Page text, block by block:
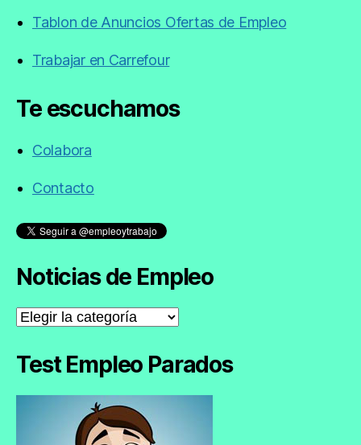
Tablon de Anuncios Ofertas de Empleo
Trabajar en Carrefour
Te escuchamos
Colabora
Contacto
Noticias de Empleo
Noticias
de
Test Empleo Parados